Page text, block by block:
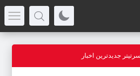
سرتیتر جدیدترین اخبار